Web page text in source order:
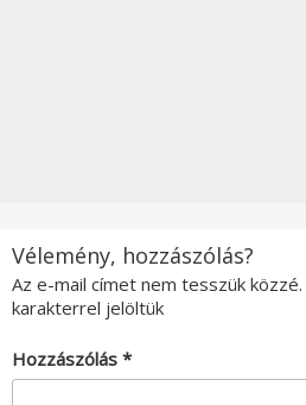
Vélemény, hozzászólás?
Az e-mail címet nem tesszük közzé.
karakterrel jelöltük
Hozzászólás *